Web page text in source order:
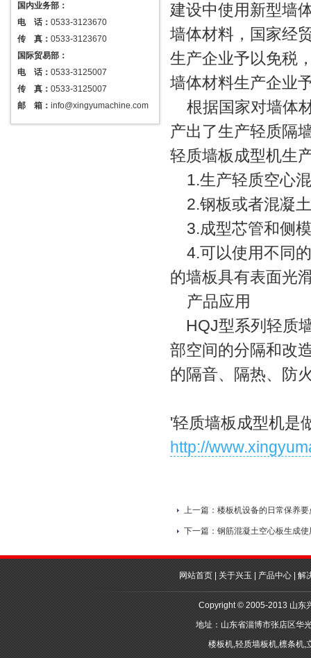
国内业务部：
电 话： 0533-3123670
传 真： 0533-3123670
国际贸易部：
电 话： 0533-3125007
传 真： 0533-3125007
邮 箱： info@xingyumachine.com
建设中使用新型墙
墙体材料，国家经
生产企业予以免税
墙体材料生产企业
根据国家对墙体
产出了生产轻质隔
轻质墙板成型机生
1.生产轻质空心
2.钢板或者混凝
3.成型芯管和侧
4.可以使用不同
的墙板具有表面光
产品应用
HQJ型系列轻质
部空间的分隔和改
的隔音、隔热、防
'轻质墙板成型机是
http://
上一篇： 楼板机设备的日常保养要
下一篇： 钢筋混凝土空心板生成
网站首页 关于兴玉 产品中心 解
Copyright © 2005-2013 山东
地址：山东省淄博市张店区华
楼板机,轻质墙板机,檩条机,